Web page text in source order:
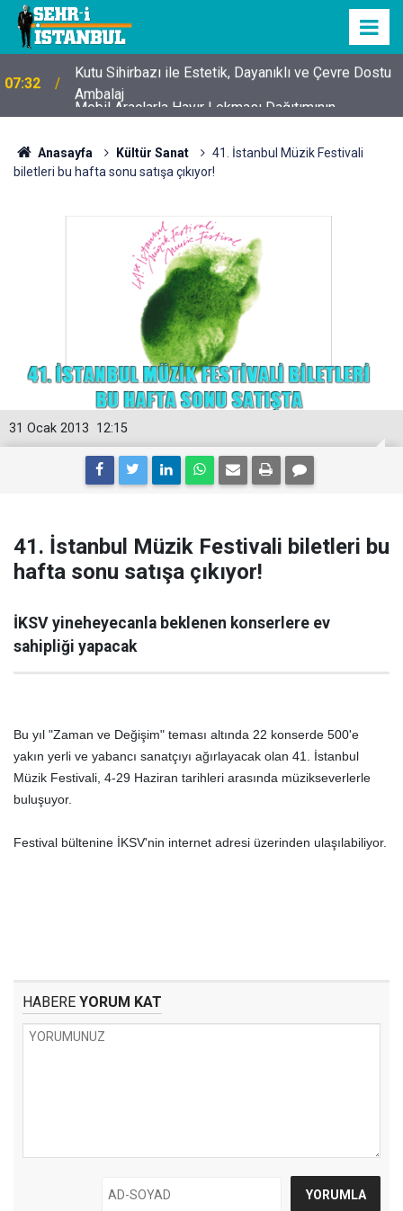
15:11
Mobil Araçlarla Hayır Lokması Dağıtımının
Avantajları
Anasayfa Kültür Sanat
41. İstanbul Müzik Festivali
biletleri bu hafta sonu satışa çıkıyor!
12:15
31 Ocak 2013
41. İstanbul Müzik Festivali biletleri bu
hafta sonu satışa çıkıyor!
İKSV yineheyecanla beklenen konserlere ev
sahipliği yapacak
Bu yıl "Zaman ve Değişim" teması altında 22 konserde 500'e
yakın yerli ve yabancı sanatçıyı ağırlayacak olan 41. İstanbul
Müzik Festivali, 4-29 Haziran tarihleri arasında müzikseverlerle
buluşuyor.
Festival bültenine İKSV'nin internet adresi üzerinden ulaşılabiliyor.
HABERE YORUM KAT